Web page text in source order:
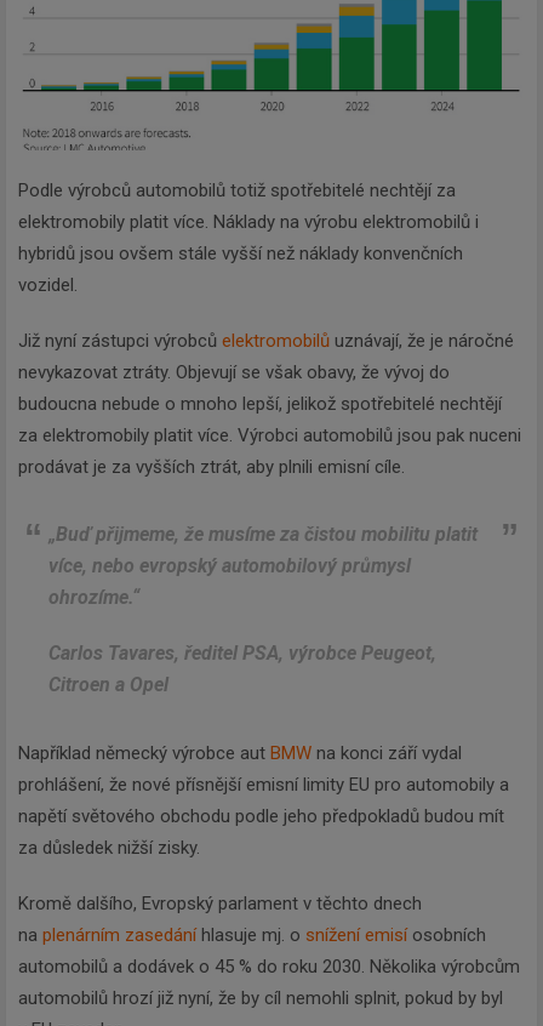
Podle výrobců automobilů totiž spotřebitelé nechtějí za
elektromobily platit více. Náklady na výrobu elektromobilů i
hybridů jsou ovšem stále vyšší než náklady konvenčních
vozidel.
Již nyní zástupci výrobců elektromobilů uznávají, že je náročné
nevykazovat ztráty. Objevují se však obavy, že vývoj do
budoucna nebude o mnoho lepší, jelikož spotřebitelé nechtějí
za elektromobily platit více. Výrobci automobilů jsou pak nuceni
prodávat je za vyšších ztrát, aby plnili emisní cíle.
„Buď přijmeme, že musíme za čistou mobilitu platit
více, nebo evropský automobilový průmysl
ohrozíme.“
Carlos Tavares, ředitel PSA, výrobce Peugeot,
Citroen a Opel
Například německý výrobce aut BMW na konci září vydal
prohlášení, že nové přísnější emisní limity EU pro automobily a
napětí světového obchodu podle jeho předpokladů budou mít
za důsledek nižší zisky.
Kromě dalšího, Evropský parlament v těchto dnech
na plenárním zasedáníhlasuje mj. o snížení emisíosobních
automobilů a dodávek o 45 % do roku 2030. Několika výrobcům
automobilů hrozí již nyní, že by cíl nemohli splnit, pokud by byl